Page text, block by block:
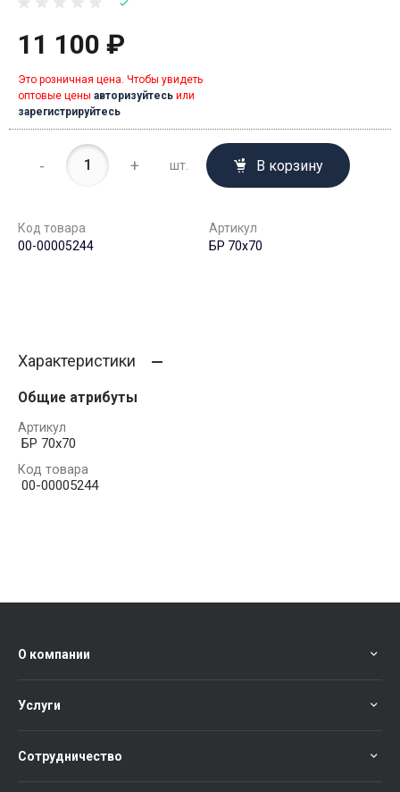
11 100 ₽
Это розничная цена. Чтобы увидеть
оптовые цены авторизуйтесь или
зарегистрируйтесь
- + шт. В корзину
Код товара
00-00005244
Артикул
БР 70х70
Характеристики
Общие атрибуты
Артикул
БР 70х70
Код товара
00-00005244
О компании
Услуги
Сотрудничество